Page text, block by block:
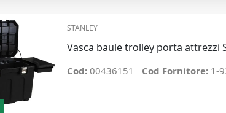
STANLEY
Vasca baule trolley porta attrezzi
Cod: 00436151 Cod Fornitore: 1-